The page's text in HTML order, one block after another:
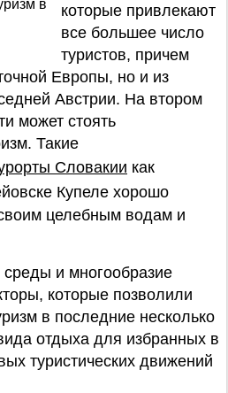
в
которые привлекают
все большее число
туристов, причем
Европы, но и из
Австрии. На втором
может стоять
Такие
Словакии как
Купеле хорошо
целебным водам и
и многообразие
которые позволили
в последние несколько
отдыха для избранных в
туристических движений